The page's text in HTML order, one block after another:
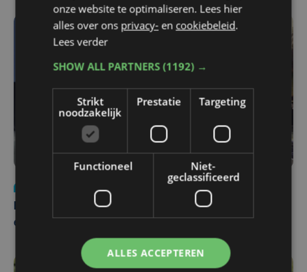
za 1 augustus | 22:36
Belgisch Solar Team met West-Vlamingen wint voor
eerst in VS
onze website te optimaliseren. Lees hier
alles over ons privacy- en cookiebeleid.
Lees verder
SHOW ALL PARTNERS(1192) →
Strikt
noodzakelijk
Prestatie Targeting
Functioneel
Niet-
geclassificeerd
ALLES ACCEPTEREN